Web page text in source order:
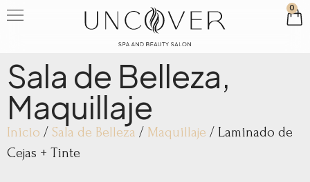
0
Sala de Belleza,
Maquillaje
Inicio / Sala de Belleza / Maquillaje / Laminado de
Cejas + Tinte